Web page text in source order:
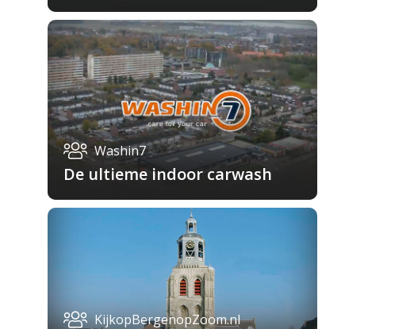
Washin7
De ultieme indoor carwash
KijkopBergenopZoom.nl